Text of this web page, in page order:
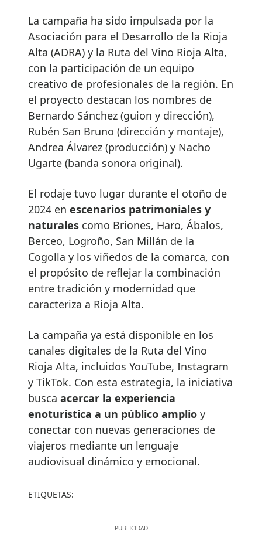
La campaña ha sido impulsada por la
Asociación para el Desarrollo de la Rioja
Alta (ADRA) y la Ruta del Vino Rioja Alta,
con la participación de un equipo
creativo de profesionales de la región. En
el proyecto destacan los nombres de
Bernardo Sánchez (guion y dirección),
Rubén San Bruno (dirección y montaje),
Andrea Álvarez (producción) y Nacho
Ugarte (banda sonora original).
El rodaje tuvo lugar durante el otoño de
2024 en escenarios patrimoniales y
naturales como Briones, Haro, Ábalos,
Berceo, Logroño, San Millán de la
Cogolla y los viñedos de la comarca, con
el propósito de reflejar la combinación
entre tradición y modernidad que
caracteriza a Rioja Alta.
La campaña ya está disponible en los
canales digitales de la Ruta del Vino
Rioja Alta, incluidos YouTube, Instagram
y TikTok. Con esta estrategia, la iniciativa
busca acercar la experiencia
enoturística a un público amplio y
conectar con nuevas generaciones de
viajeros mediante un lenguaje
audiovisual dinámico y emocional.
ETIQUETAS: